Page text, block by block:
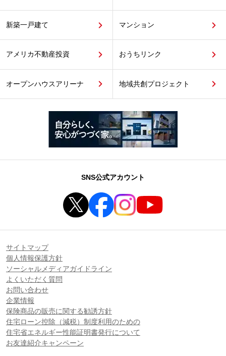
新築一戸建て マンション
アメリカ不動産投資 おうちリンク
オープンハウスアリーナ 地域共創プロジェクト
SNS公式アカウント
サイトマップ
個人情報保護方針
ソーシャルメディアガイドライン
よくいただく質問
お問い合わせ
企業情報
保険商品の販売に関する勧誘方針
住宅ローン控除（減税）制度利用のための
住宅省エネルギー性能証明書発行について
お友達紹介キャンペーン